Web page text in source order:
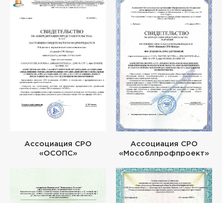
Ассоциация СРО
«ОСОПС»
Ассоциация СРО
«Мособлпрофпроект»